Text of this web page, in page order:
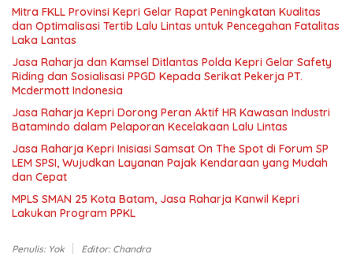
Mitra FKLL Provinsi Kepri Gelar Rapat Peningkatan Kualitas
dan Optimalisasi Tertib Lalu Lintas untuk Pencegahan Fatalitas
Laka Lantas
Jasa Raharja dan Kamsel Ditlantas Polda Kepri Gelar Safety
Riding dan Sosialisasi PPGD Kepada Serikat Pekerja PT.
Mcdermott Indonesia
Jasa Raharja Kepri Dorong Peran Aktif HR Kawasan Industri
Batamindo dalam Pelaporan Kecelakaan Lalu Lintas
Jasa Raharja Kepri Inisiasi Samsat On The Spot di Forum SP
LEM SPSI, Wujudkan Layanan Pajak Kendaraan yang Mudah
dan Cepat
MPLS SMAN 25 Kota Batam, Jasa Raharja Kanwil Kepri
Lakukan Program PPKL
Penulis: Yok Editor: Chandra